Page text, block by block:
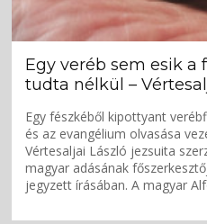
Egy veréb sem esik a
tudta nélkül –
Egy fészkéből kipottyant
és az evangélium olvasása
Vértesaljai László jezsuita
magyar adásának
jegyzett írásában. A magyar